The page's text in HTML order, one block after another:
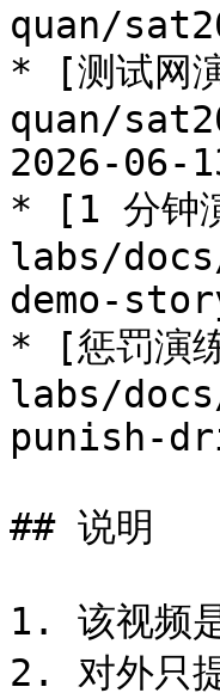
quan/
* [测试网
quan/
2026-06-
* [1 分钟
labs/
demo-
* [惩罚演
labs/
punish-
## 说明
1. 该视频
2. 对外只